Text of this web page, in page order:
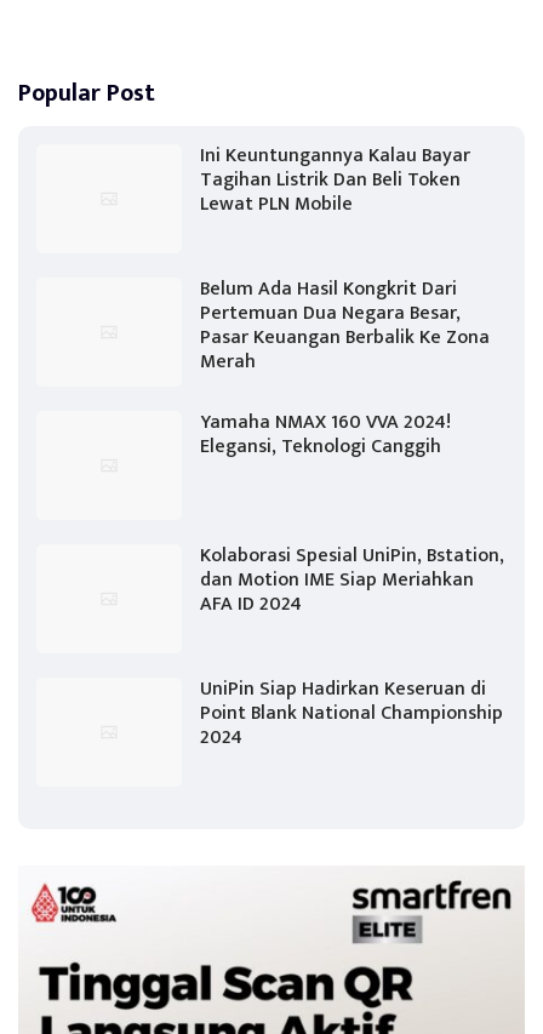
Popular Post
Ini Keuntungannya Kalau Bayar
Tagihan Listrik Dan Beli Token
Lewat PLN Mobile
Belum Ada Hasil Kongkrit Dari
Pertemuan Dua Negara Besar,
Pasar Keuangan Berbalik Ke Zona
Merah
Yamaha NMAX 160 VVA 2024!
Elegansi, Teknologi Canggih
Kolaborasi Spesial UniPin, Bstation,
dan Motion IME Siap Meriahkan
AFA ID 2024
UniPin Siap Hadirkan Keseruan di
Point Blank National Championship
2024